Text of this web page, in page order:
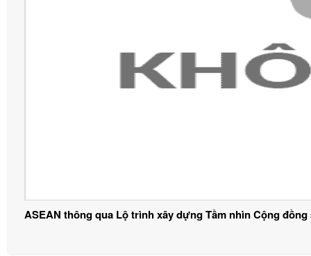
ASEAN thông qua Lộ trình xây dựng Tầm nhìn Cộng đồng